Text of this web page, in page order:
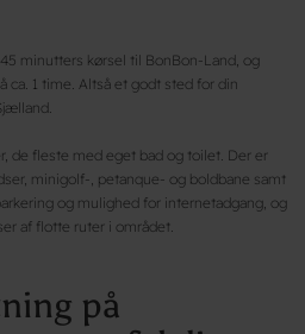
minutters kørsel til BonBon-Land, og
ca. 1 time. Altså et godt sted for din
de fleste med eget bad og toilet. Der er
minigolf-, petanque- og boldbane samt
og mulighed for internetadgang, og
af flotte ruter i området.
på